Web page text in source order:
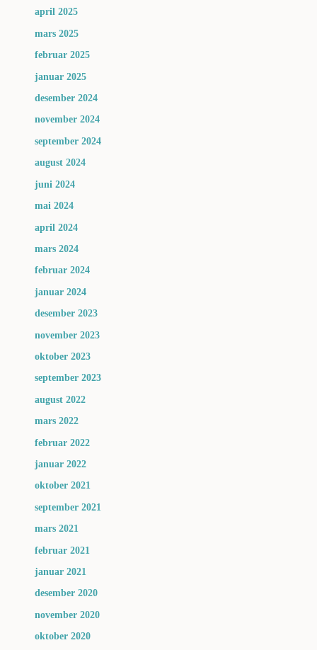
april 2025
mars 2025
februar 2025
januar 2025
desember 2024
november 2024
september 2024
august 2024
juni 2024
mai 2024
april 2024
mars 2024
februar 2024
januar 2024
desember 2023
november 2023
oktober 2023
september 2023
august 2022
mars 2022
februar 2022
januar 2022
oktober 2021
september 2021
mars 2021
februar 2021
januar 2021
desember 2020
november 2020
oktober 2020